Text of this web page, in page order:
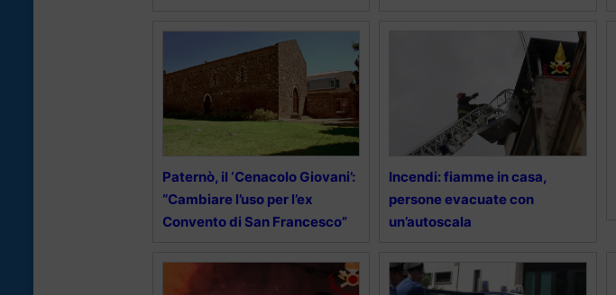
Paternò, il ‘Cenacolo Giovani’:
“Cambiare l’uso per l’ex
Convento di San Francesco”
Incendi: fiamme in casa,
persone evacuate con
un’autoscala